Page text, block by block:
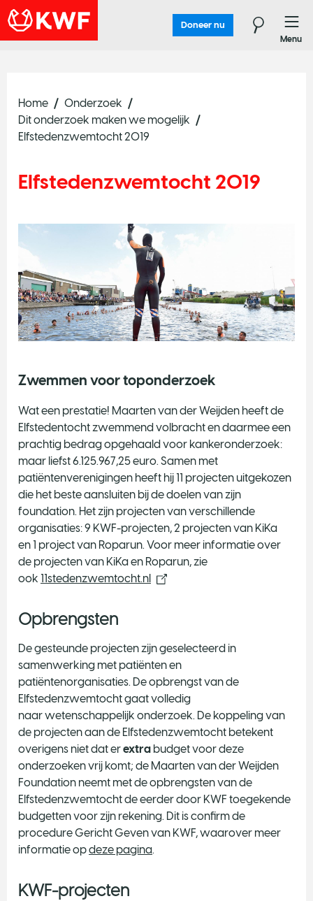
Doneer nu
Menu
Home
Onderzoek
Dit onderzoek maken we mogelijk
Elfstedenzwemtocht 2019
Elfstedenzwemtocht 2019
Zwemmen voor toponderzoek
Wat een prestatie! Maarten van der Weijden heeft de
Elfstedentocht zwemmend volbracht en daarmee een
prachtig bedrag opgehaald voor kankeronderzoek:
maar liefst 6.125.967,25 euro. Samen met
patiëntenverenigingen heeft hij 11 projecten uitgekozen
die het beste aansluiten bij de doelen van zijn
foundation. Het zijn projecten van verschillende
organisaties: 9 KWF-projecten, 2 projecten van KiKa
en 1 project van Roparun. Voor meer informatie over
de projecten van KiKa en Roparun, zie
ook 11stedenzwemtocht.nl
Opbrengsten
De gesteunde projecten zijn geselecteerd in
samenwerking met patiënten en
patiëntenorganisaties. De opbrengst van de
Elfstedenzwemtocht gaat volledig
naar wetenschappelijk onderzoek. De koppeling van
de projecten aan de Elfstedenzwemtocht betekent
overigens niet dat erextra budget voor deze
onderzoeken vrij komt; de Maarten van der Weijden
Foundation neemt met de opbrengsten van de
Elfstedenzwemtocht de eerder door KWF toegekende
budgetten voor zijn rekening. Dit is confirm de
procedure Gericht Geven van KWF, waarover meer
informatie opdeze pagina.
KWF-projecten